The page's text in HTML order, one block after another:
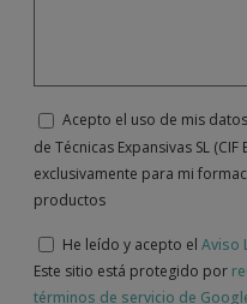
Acepto el uso de mis
de Técnicas Expansivas SL
exclusivamente para mi
productos
He leído y acepto el Aviso
Este sitio está protegido por
términos de servicio de